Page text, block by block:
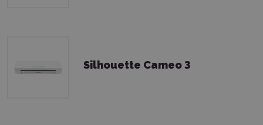
Silhouette Cameo 3